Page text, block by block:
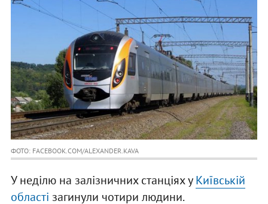
ФОТО: FACEBOOK.COM/ALEXANDER.KAVA
У неділю на залізничних станціях уКиївській
області загинули чотири людини.